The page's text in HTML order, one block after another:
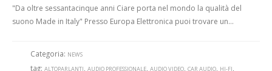
"Da oltre sessantacinque anni Ciare porta nel mondo la qualità del
suono Made in Italy" Presso Europa Elettronica puoi trovare un...
Categoria: NEWS
tag: ALTOPARLANTI AUDIO PROFESSIONALE AUDIO VIDEO CAR AUDIO HI-FI